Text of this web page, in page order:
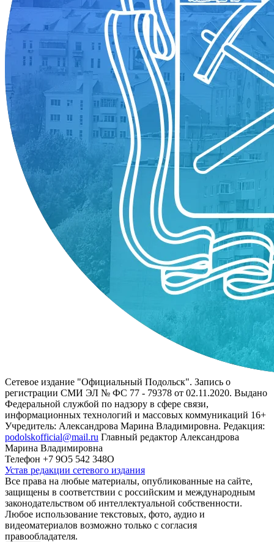
Сетевое издание "Официальный Подольск". Запись о
регистрации СМИ ЭЛ № ФС 77 - 79378 от 02.11.2020. Выдано
Федеральной службой по надзору в сфере связи,
информационных технологий и массовых коммуникаций 16+
Учредитель: Александрова Марина Владимировна. Редакция:
podolskofficial@mail.ru Главный редактор Александрова
Марина Владимировна
Телефон +7 9О5 542 348О
Устав редакции сетевого издания
Все права на любые материалы, опубликованные на сайте,
защищены в соответствии с российским и международным
законодательством об интеллектуальной собственности.
Любое использование текстовых, фото, аудио и
видеоматериалов возможно только с согласия
правообладателя.